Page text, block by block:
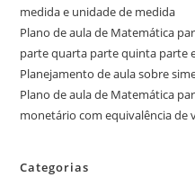
medida e unidade de medida
Plano de aula de Matemática
parte quarta parte quinta parte
Planejamento de aula sobre
Plano de aula de Matemática
monetário com equivalência de
Categorias